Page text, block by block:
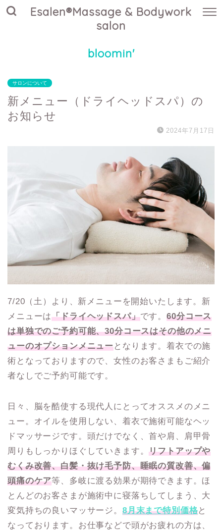
Esalen®Massage & Bodywork
salon
bloomin'
サロンについて
新メニュー（ドライヘッドスパ）の
お知らせ
2024年7月17日
7/20（土）より、新メニューを開始いたします。新
メニューは「ドライヘッドスパ」です。60分コース
は単独でのご予約可能、30分コースはその他のメニ
ューのオプションメニューとなります。着衣での施
術となっておりますので、女性のお客さまもご紹介
者なしでご予約可能です。
日々、脳を酷使する現代人にとってオススメのメニ
ュー。オイルを使用しない、着衣で施術可能なヘッ
ドマッサージです。頭だけでなく、首や肩、肩甲骨
周りもしっかりほぐしていきます。リフトアップや
むくみ改善、白髪・抜け毛予防、睡眠の質改善、偏
頭痛のケア等、多岐に渡る効果が期待できます。ほ
とんどのお客さまが施術中に寝落ちしてしまう、大
変気持ちの良いマッサージ。 8月末まで特別価格と
なっております。お仕事などで頭がお疲れの方は、